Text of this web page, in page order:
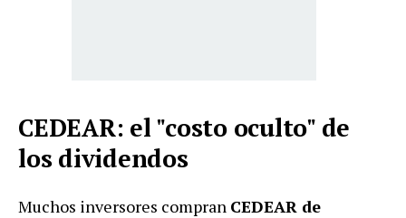
CEDEAR: el "costo oculto" de
los dividendos
Muchos inversores compran CEDEAR de